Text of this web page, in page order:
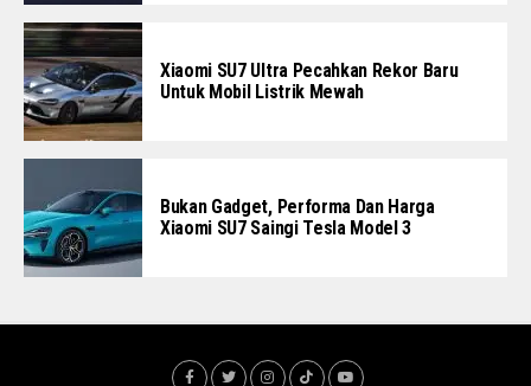
Xiaomi SU7 Ultra Pecahkan Rekor Baru
Untuk Mobil Listrik Mewah
Bukan Gadget, Performa Dan Harga
Xiaomi SU7 Saingi Tesla Model 3